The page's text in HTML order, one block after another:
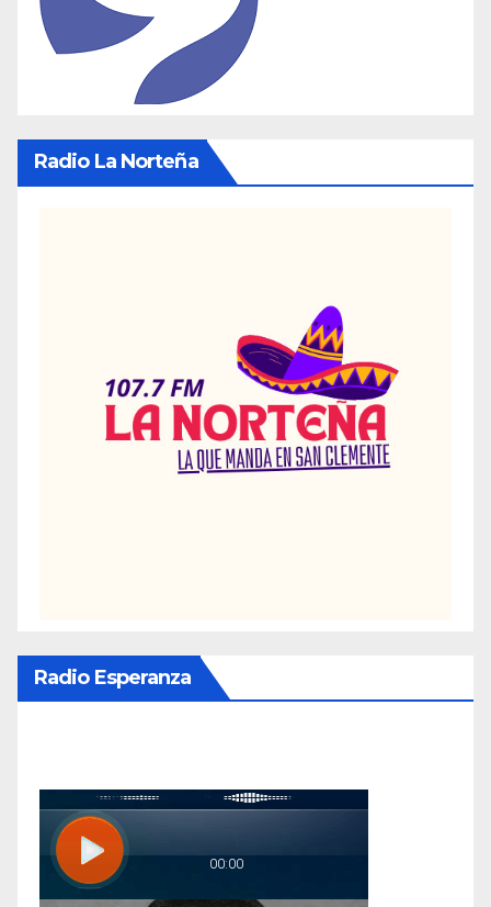
Radio La Norteña
Radio Esperanza